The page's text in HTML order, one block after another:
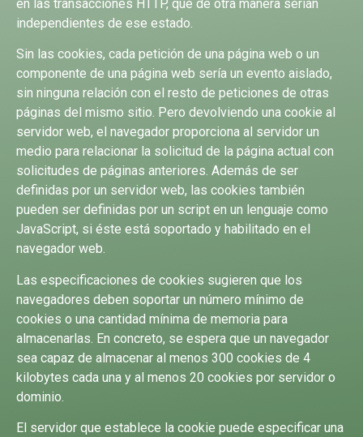
en las transacciones HTTP, que de otra manera serían
independientes de ese estado.
Sin las cookies, cada petición de una página web o un
componente de una página web sería un evento aislado,
sin ninguna relación con el resto de peticiones de otras
páginas del mismo sitio. Pero devolviendo una cookie al
servidor web, el navegador proporciona al servidor un
medio para relacionar la solicitud de la página actual con
solicitudes de páginas anteriores. Además de ser
definidas por un servidor web, las cookies también
pueden ser definidas por un script en un lenguaje como
JavaScript, si éste está soportado y habilitado en el
navegador web.
Las especificaciones de cookies sugieren que los
navegadores deben soportar un número mínimo de
cookies o una cantidad mínima de memoria para
almacenarlas. En concreto, se espera que un navegador
sea capaz de almacenar al menos 300 cookies de 4
kilobytes cada una y al menos 20 cookies por servidor o
dominio.
El servidor que establece la cookie puede especificar una